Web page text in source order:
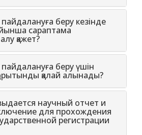
беру кезінде
сараптама
қажет?
беру үшін
қалай алынады?
научный отчет и
для прохождения
регистрации